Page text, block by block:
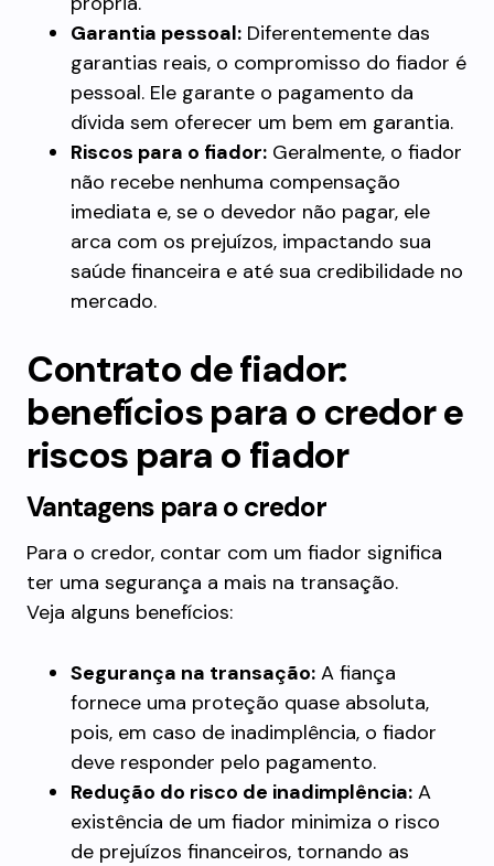
Garantia pessoal: Diferentemente das
garantias reais, o compromisso do fiador é
pessoal. Ele garante o pagamento da
dívida sem oferecer um bem em garantia.
Riscos para o fiador: Geralmente, o fiador
não recebe nenhuma compensação
imediata e, se o devedor não pagar, ele
arca com os prejuízos, impactando sua
saúde financeira e até sua credibilidade no
mercado.
Contrato de fiador:
benefícios para o credor e
riscos para o fiador
Vantagens para o credor
Para o credor, contar com um fiador significa
ter uma segurança a mais na transação.
Veja alguns benefícios:
Segurança na transação: A fiança
fornece uma proteção quase absoluta,
pois, em caso de inadimplência, o fiador
deve responder pelo pagamento.
Redução do risco de inadimplência: A
existência de um fiador minimiza o risco
de prejuízos financeiros, tornando as